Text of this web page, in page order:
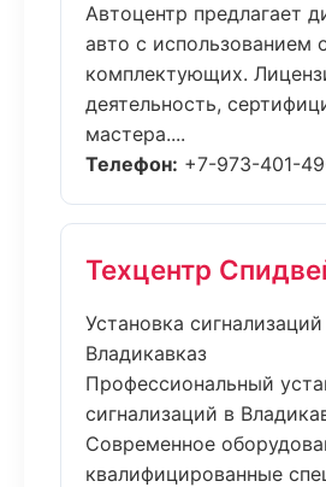
Автоцентр предлагает
авто с использованием
комплектующих.
деятельность,
мастера....
Телефон: +7-973-401-
Техцентр
Установка
Владикавказ
Профессиональный
сигнализаций в
Современное
квалифицированные